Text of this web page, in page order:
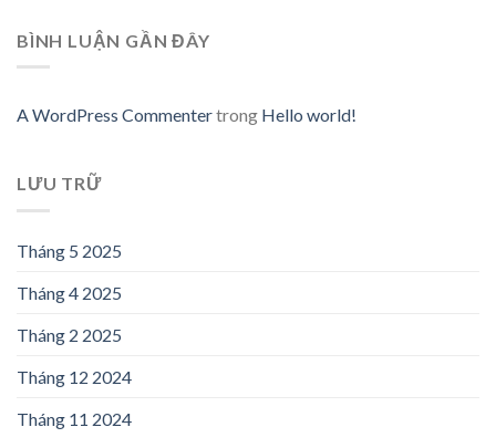
BÌNH LUẬN GẦN ĐÂY
A WordPress Commentertrong Hello world!
LƯU TRỮ
Tháng 5 2025
Tháng 4 2025
Tháng 2 2025
Tháng 12 2024
Tháng 11 2024